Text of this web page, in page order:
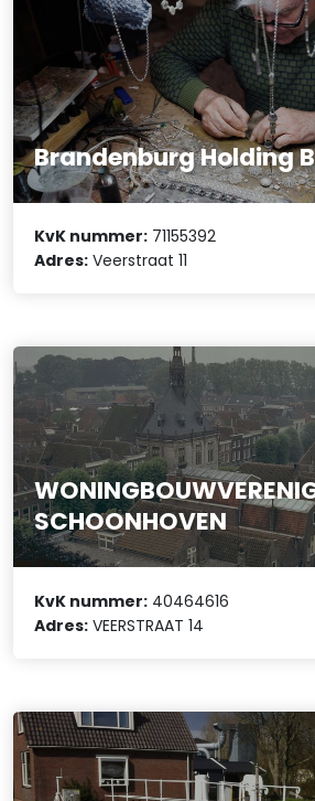
Brandenburg Holding
KvK nummer: 71155392
Adres: Veerstraat 11
SCHOONHOVEN
KvK nummer: 40464616
Adres: VEERSTRAAT 14